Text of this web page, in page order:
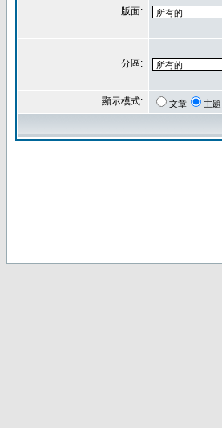
版面:
分區:
顯示模式: 文章 主題